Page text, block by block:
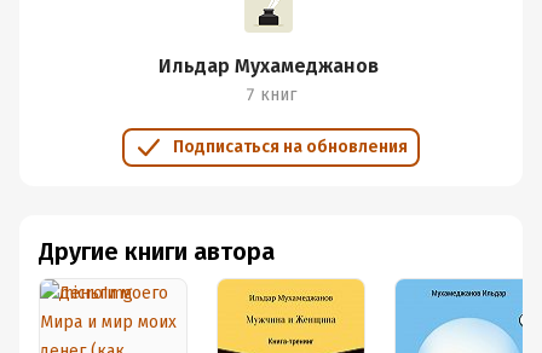
Ильдар Мухамеджанов
7 книг
Подписаться на обновления
Другие книги автора